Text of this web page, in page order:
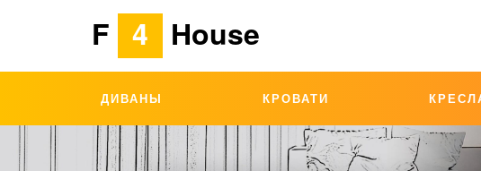
F 4 House
ДИВАНЫ КРОВАТИ